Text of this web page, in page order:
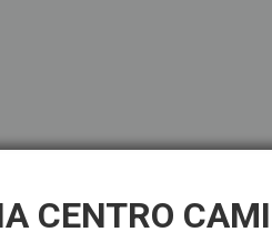
CENTRO